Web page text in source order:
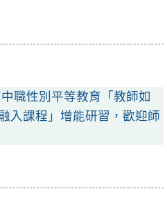
職性別平等教育「教師如
入課程」增能研習，歡迎師